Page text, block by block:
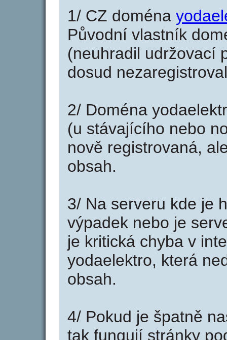
1/ CZ doména
Původní vlastník
(neuhradil udržovací
dosud
2/ Doména
(u stávajícího nebo
nově registrovaná,
obsah.
3/ Na serveru kde je
výpadek nebo je
je kritická chyba v
yodaelektro, která
obsah.
4/ Pokud je špatně
tak fungují stránky